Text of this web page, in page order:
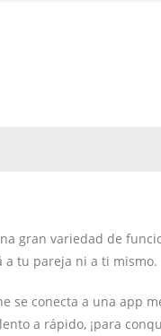
gran variedad de
a tu pareja ni a ti mismo.
conecta a una app
a rápido, ¡para